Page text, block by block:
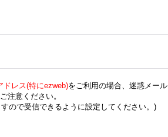
ドレス(特にezweb)をご利用の場合、迷惑メール
注意ください。
ので受信できるように設定してください。)